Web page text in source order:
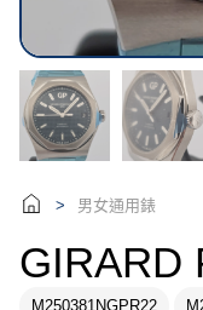
> 男女通用錶
GIRARD
M250381NGPR22